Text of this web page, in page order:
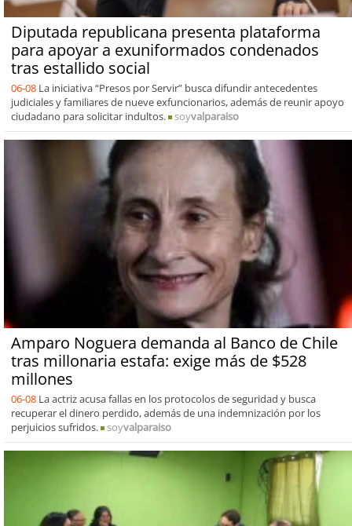
Diputada republicana presenta plataforma
para apoyar a exuniformados condenados
tras estallido social
06-08 La iniciativa “Presos por Servir” busca difundir antecedentes
judiciales y familiares de nueve exfuncionarios, además de reunir apoyo
ciudadano para solicitar indultos.
soyvalparaiso
Amparo Noguera demanda al Banco de Chile
tras millonaria estafa: exige más de $528
millones
06-08 La actriz acusa fallas en los protocolos de seguridad y busca
recuperar el dinero perdido, además de una indemnización por los
perjuicios sufridos.
soyvalparaiso